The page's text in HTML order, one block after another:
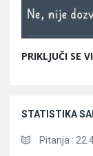
PRIKLJUČI SE
STATISTIKA
Pitanja :